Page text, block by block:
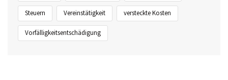
Steuern Vereinstätigkeit versteckte Kosten
Vorfälligkeitsentschädigung